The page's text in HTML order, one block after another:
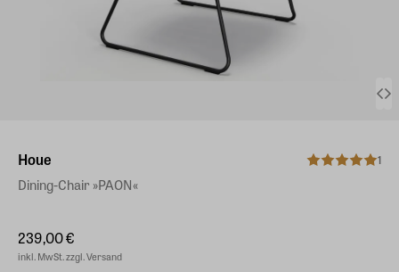
Houe 1
Dining-Chair »PAON«
239,00 €
inkl. MwSt. zzgl. Versand